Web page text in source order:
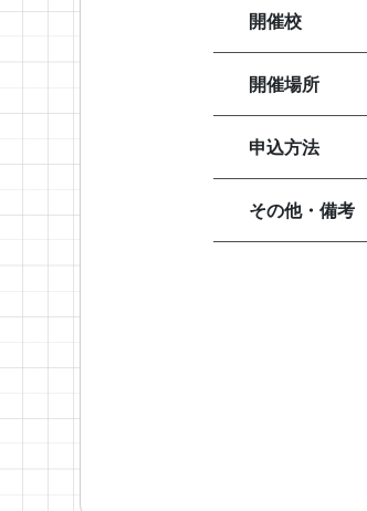
開催校
開催場所
申込方法
その他・備考